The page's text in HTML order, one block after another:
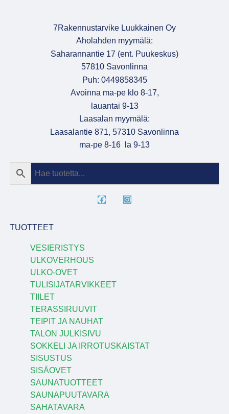
7Rakennustarvike Luukkainen Oy
Aholahden myymälä:
Saharannantie 17 (ent. Puukeskus)
57810 Savonlinna
Puh: 0449858345
Avoinna ma-pe klo 8-17,
lauantai 9-13
Laasalan myymälä:
Laasalantie 871, 57310 Savonlinna
ma-pe 8-16 la 9-13
TUOTTEET
VESIERISTYS
ULKOVERHOUS
ULKO-OVET
TULISIJATARVIKKEET
TIILET
TERASSIRUUVIT
TEIPIT JA NAUHAT
TALON JULKISIVU
SOKKELI JA IRROTUSKAISTAT
SISUSTUS
SISÄOVET
SAUNATUOTTEET
SAUNAPUUTAVARA
SAHATAVARA